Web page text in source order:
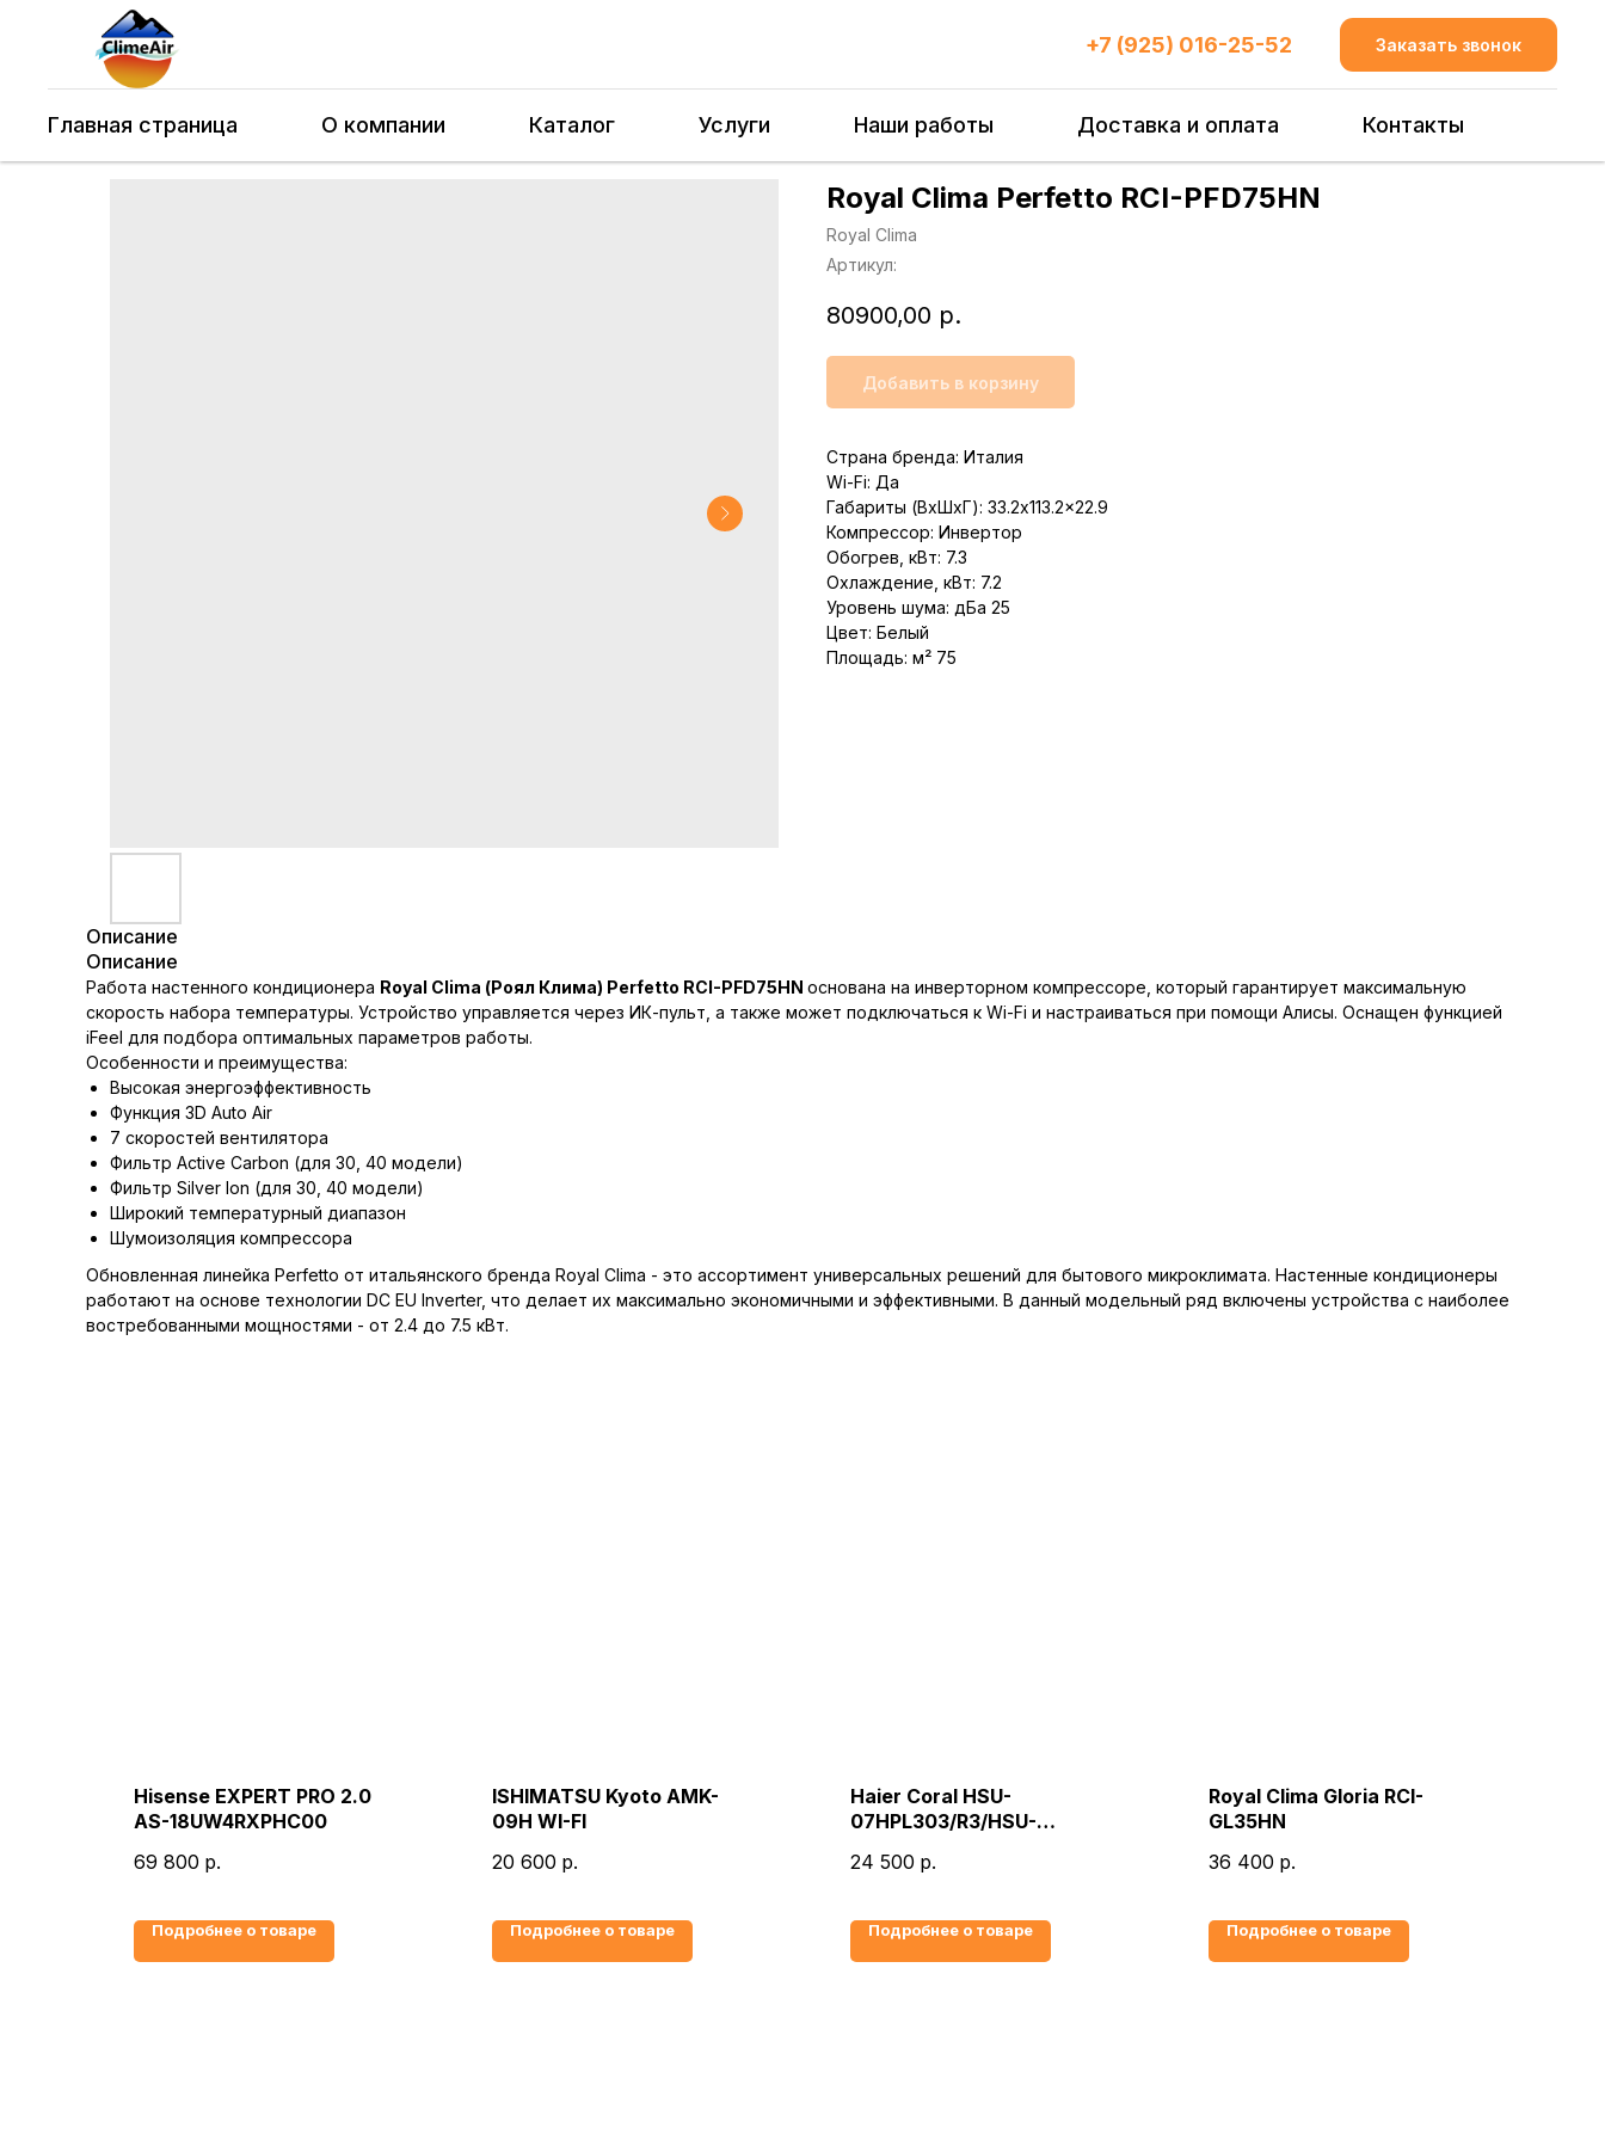
+7 (925) 016-25-52 Заказать звонок
Главная страница О компании Каталог Услуги Наши работы Доставка и оплата Контакты
Royal Clima Perfetto RCI-PFD75HN
Royal Clima
Артикул:
80900,00 р.
Добавить в корзину
Страна бренда: Италия
Wi-Fi: Да
Габариты (ВхШхГ): 33.2x113.2x22.9
Компрессор: Инвертор
Обогрев, кВт: 7.3
Охлаждение, кВт: 7.2
Уровень шума: дБа 25
Цвет: Белый
Площадь: м² 75
Описание
Описание
Работа настенного кондиционера Royal Clima (Роял Клима) Perfetto RCI-PFD75HN основана на инверторном компрессоре, который гарантирует максимальную
скорость набора температуры. Устройство управляется через ИК-пульт, а также может подключаться к Wi-Fi и настраиваться при помощи Алисы. Оснащен функцией
iFeel для подбора оптимальных параметров работы.
Особенности и преимущества:
Высокая энергоэффективность
Функция 3D Auto Air
7 скоростей вентилятора
Фильтр Active Carbon (для 30, 40 модели)
Фильтр Silver Ion (для 30, 40 модели)
Широкий температурный диапазон
Шумоизоляция компрессора
Обновленная линейка Perfetto от итальянского бренда Royal Clima - это ассортимент универсальных решений для бытового микроклимата. Настенные кондиционеры
работают на основе технологии DC EU Inverter, что делает их максимально экономичными и эффективными. В данный модельный ряд включены устройства с наиболее
востребованными мощностями - от 2.4 до 7.5 кВт.
Hisense EXPERT PRO 2.0
AS-18UW4RXPHC00
69 800 р.
Подробнее о товаре
ISHIMATSU Kyoto AMK-
09H WI-FI
20 600 р.
Подробнее о товаре
Haier Coral HSU-
07HPL303/R3/HSU-
24 500 р.
Подробнее о товаре
Royal Clima Gloria RCI-
GL35HN
36 400 р.
Подробнее о товаре